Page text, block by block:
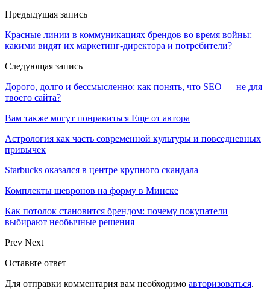
Предыдущая запись
Красные линии в коммуникациях брендов во время войны:
какими видят их маркетинг-директора и потребители?
Следующая запись
Дорого, долго и бессмысленно: как понять, что SEO — не для
твоего сайта?
Вам также могут понравиться Еще от автора
Астрология как часть современной культуры и повседневных
привычек
Starbucks оказался в центре крупного скандала
Комплекты шевронов на форму в Минске
Как потолок становится брендом: почему покупатели
выбирают необычные решения
Prev Next
Оставьте ответ
Для отправки комментария вам необходимо авторизоваться.